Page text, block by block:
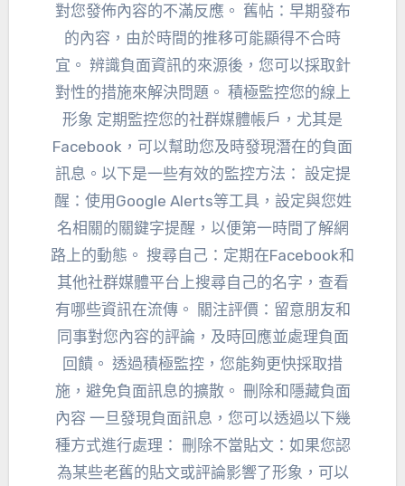
對您發佈內容的不滿反應。 舊帖：早期發布
的內容，由於時間的推移可能顯得不合時
宜。 辨識負面資訊的來源後，您可以採取針
對性的措施來解決問題。 積極監控您的線上
形象 定期監控您的社群媒體帳戶，尤其是
Facebook，可以幫助您及時發現潛在的負面
訊息。以下是一些有效的監控方法： 設定提
醒：使用Google Alerts等工具，設定與您姓
名相關的關鍵字提醒，以便第一時間了解網
路上的動態。 搜尋自己：定期在Facebook和
其他社群媒體平台上搜尋自己的名字，查看
有哪些資訊在流傳。 關注評價：留意朋友和
同事對您內容的評論，及時回應並處理負面
回饋。 透過積極監控，您能夠更快採取措
施，避免負面訊息的擴散。 刪除和隱藏負面
內容 一旦發現負面訊息，您可以透過以下幾
種方式進行處理： 刪除不當貼文：如果您認
為某些老舊的貼文或評論影響了形象，可以